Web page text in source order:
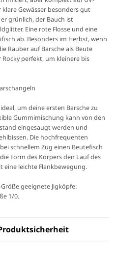
Gewässer besonders gut
grünlich, der Bauch ist
Eine rote Flosse und eine
ab. Besonders im Herbst, wenn
Räuber auf Barsche als Beute
perfekt, um kleinere bis
um deine ersten Barsche zu
Gummimischung kann von den
eingesaugt werden und
Die hochfrequenten
schnellem Zug einen Beutefisch
Form des Körpers den Lauf des
eine leichte Flankbewegung.
geeignete Jigköpfe:
1/0.